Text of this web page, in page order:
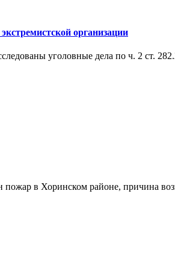
организации
уголовные дела по ч. 2 ст.
в Хоринском районе, причина